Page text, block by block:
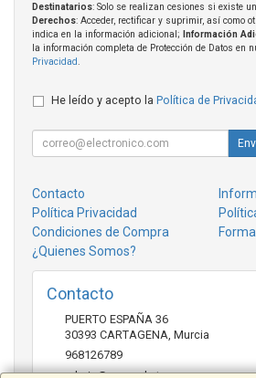
Destinatarios: Solo se realizan cesiones si existe
Derechos: Acceder, rectificar y suprimir, así como
indica en la información adicional;
Información
la información completa de Protección de Datos en
Privacidad.
He leído y acepto la Política de
Contacto
Política Privacidad
Condiciones de Compra
¿Quienes Somos?
Contacto
PUERTO ESPAÑA 36
30393 CARTAGENA, Murcia
968126789